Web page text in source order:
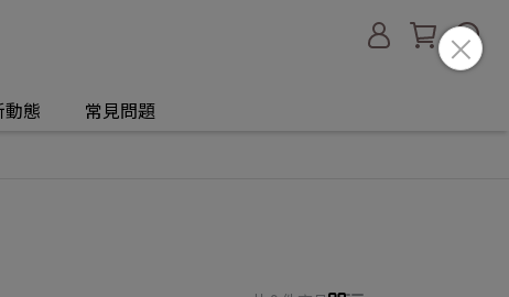
動態 常見問題